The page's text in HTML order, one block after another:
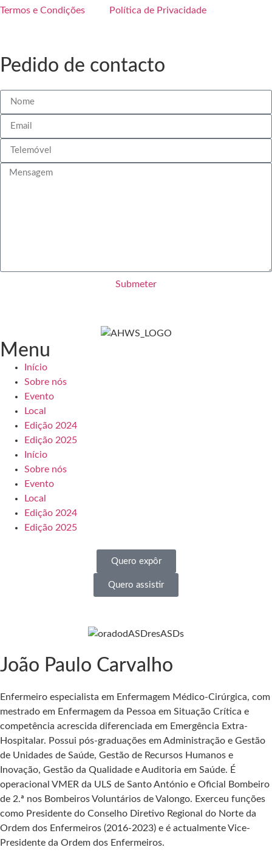
Termos e Condições Política de Privacidade
Pedido de contacto
Submeter
Menu
Início
Sobre nós
Evento
Local
Edição 2024
Edição 2025
Início
Sobre nós
Evento
Local
Edição 2024
Edição 2025
Quero expôr
Quero assistir
João Paulo Carvalho
Enfermeiro especialista em Enfermagem Médico-Cirúrgica, com
mestrado em Enfermagem da Pessoa em Situação Crítica e
competência acrescida diferenciada em Emergência Extra-
Hospitalar. Possui pós-graduações em Administração e Gestão
de Unidades de Saúde, Gestão de Recursos Humanos e
Inovação, Gestão da Qualidade e Auditoria em Saúde. É
operacional VMER da ULS de Santo António e Oficial Bombeiro
de 2.ª nos Bombeiros Voluntários de Valongo. Exerceu funções
como Presidente do Conselho Diretivo Regional do Norte da
Ordem dos Enfermeiros (2016-2023) e é actualmente Vice-
Presidente da Ordem dos Enfermeiros.